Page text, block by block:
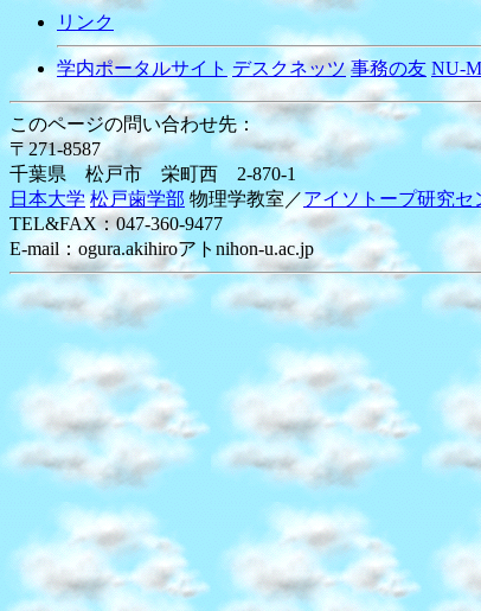
リンク
学内ポータルサイト デスクネッツ 事務の友 NU-
このページの問い合わせ先：
〒271-8587
千葉県 松戸市 栄町西 2-870-1
日本大学 松戸歯学部 物理学教室／アイソトープ研究セ
TEL&FAX：047-360-9477
E-mail：ogura.akihiroアトnihon-u.ac.jp